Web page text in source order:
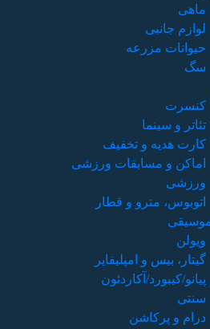
ماهی
لوازم جانبی
حیوانات مزرعه
سگ
کنسرت
تئاتر و سینما
کارت هدیه و تخفیف
اماکن و مسابقات ورزشی
ورزشی
اتوبوس، مترو و قطار
موسیقی
ویولن
گیتار، بیس و امپلیفایر
پیانو/کیبورد/آکاردئون
سنتی
درام و پرکاشن